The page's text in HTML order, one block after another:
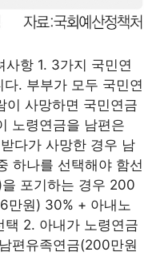
항 1. 3가지 국민연
. 부부가 모두 국민연
이 사망하면 국민연금
노령연금을 남편은
다가 사망한 경우 남
하나를 선택해야 함선
포기하는 경우 200
만원) 30% + 아내노
2. 아내가 노령연금
편유족연금(200만원